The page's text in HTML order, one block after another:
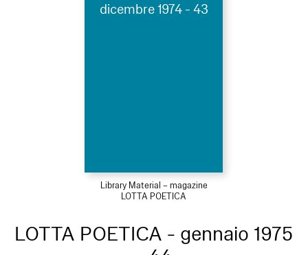
dicembre 1974 - 43
Library Material – magazine
LOTTA POETICA
LOTTA POETICA - gennaio 1975